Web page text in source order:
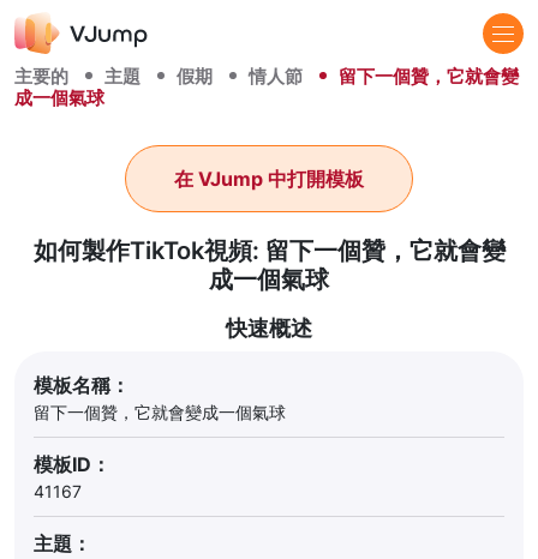
主要的 主題 假期 情人節
留下一個贊，它就會變
成一個氣球
如何製作TikTok視頻: 留下一個贊，它就會變
成一個氣球
在 VJump 中打開模板
快速概述
模板名稱：
留下一個贊，它就會變成一個氣球
模板ID：
41167
主題：